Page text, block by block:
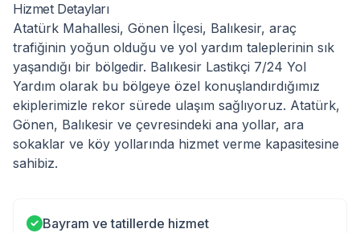
Hizmet Detayları
Atatürk Mahallesi, Gönen İlçesi, Balıkesir, araç
trafiğinin yoğun olduğu ve yol yardım taleplerinin sık
yaşandığı bir bölgedir. Balıkesir Lastikçi 7/24 Yol
Yardım olarak bu bölgeye özel konuşlandırdığımız
ekiplerimizle rekor sürede ulaşım sağlıyoruz. Atatürk,
Gönen, Balıkesir ve çevresindeki ana yollar, ara
sokaklar ve köy yollarında hizmet verme kapasitesine
sahibiz.
Bayram ve tatillerde hizmet